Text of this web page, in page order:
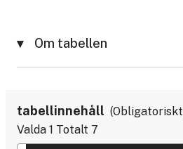
Om tabellen
tabellinnehåll
Obligatoriskt
Valda 1 Totalt 7